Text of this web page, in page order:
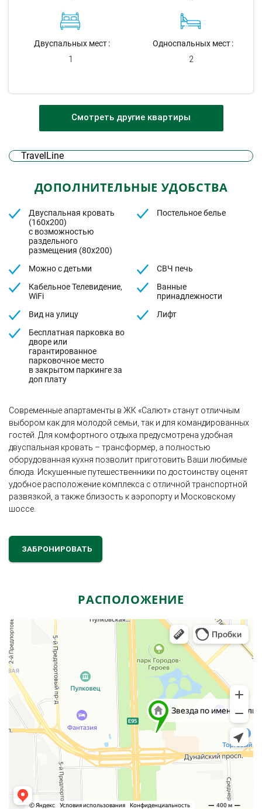
Двуспальных мест
1
Односпальных мест
2
Смотреть другие квартиры
TravelLine
ДОПОЛНИТЕЛЬНЫЕ УДОБСТВА
Двуспальная кровать
(160х200)
с возможностью
раздельного
размещения (80х200)
Постельное белье
Можно с детьми
СВЧ печь
Кабельное Телевидение,
WiFi
Ванные
принадлежности
Вид на улицу
Лифт
Бесплатная парковка во
дворе или
гарантированное
парковочное место
в закрытом паркинге за
доп плату
Современные апартаменты в ЖК «Салют» станут отличным
выбором как для молодой семьи, так и для командированных
гостей. Для комфортного отдыха предусмотрена удобная
двуспальная кровать – трансформер, а полностью
оборудованная кухня позволит приготовить Ваши любимые
блюда. Искушенные путешественники по достоинству оценят
удобное расположение комплекса с отличной транспортной
развязкой, а также близость к аэропорту и Московскому
шоссе.
ЗАБРОНИРОВАТЬ
РАСПОЛОЖЕНИЕ